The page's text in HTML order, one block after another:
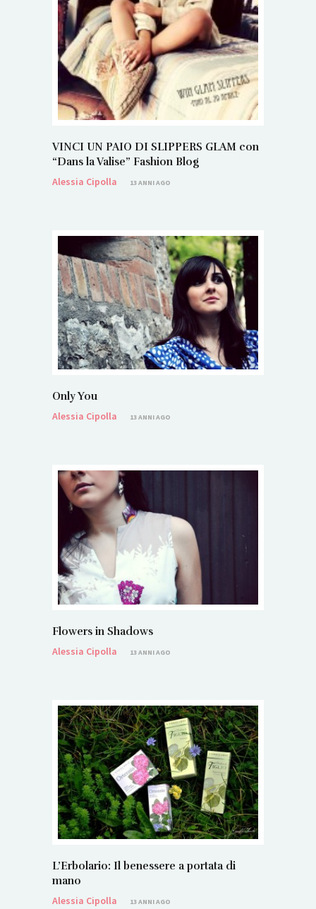
VINCI UN PAIO DI SLIPPERS GLAM con
“Dans la Valise” Fashion Blog
Alessia Cipolla
13 ANNI AGO
Only You
Alessia Cipolla
13 ANNI AGO
Flowers in Shadows
Alessia Cipolla
13 ANNI AGO
L’Erbolario: Il benessere a portata di
mano
Alessia Cipolla
13 ANNI AGO